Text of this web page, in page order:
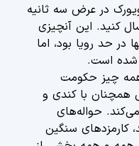
در عرض سه ثانیه
کنید. این آنچیزی
در حد رویا بود، اما
شده است.
همه چیز حکومت
همچنان با کندی و
حواله‌های
کارمزدهای سنگین